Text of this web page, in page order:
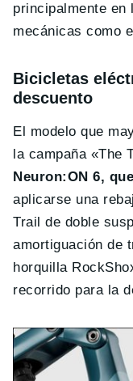
principalmente en
mecánicas como
Bicicletas
descuento
El modelo que
la campaña «The
Neuron:ON 6,
aplicarse una
Trail de doble
amortiguación de
horquilla
recorrido para la